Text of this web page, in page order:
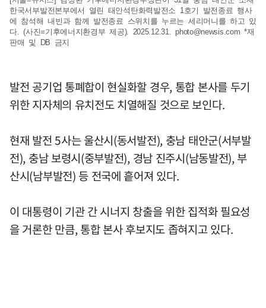
한국서부발전본부에서 열린 태안석탄화력발전소 1호기 발전종료 행사
에 참석해 내빈과 함께 발전종료 스위치를 누르는 세리머니를 하고 있
다. (사진=기후에너지환경부 제공). 2025.12.31.photo@newsis.com *재
판매 및 DB 금지
발전 공기업 통폐합이 현실화할 경우, 통합 본사를 두기
위한 지자체의 유치전도 치열해질 것으로 보인다.
현재 발전 5사는 울산시(동서발전), 충남 태안군(서부발
전), 충남 보령시(중부발전), 경남 진주시(남동발전), 부
산시(남부발전) 등 전국에 흩어져 있다.
이 대통령이 기관 간 시너지 창출을 위한 집적화 필요성
을 거론한 만큼, 통합 본사 후보지도 좁혀지고 있다.